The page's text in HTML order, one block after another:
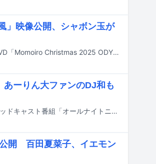
」映像公開、シャボン玉が
ももいろクローバーZが8月19日にリリースするライブBlu-ray / DVD「Momoiro Christmas 2025 ODYSSEY」より、「白い風」のライブ映像がYouTubeで公開された。
あーりん大ファンのDJ和も
佐々木彩夏（ももいろクローバーZ）がパーソナリティを務めるポッドキャスト番組「オールナイトニッポンPODCAST 佐々木彩夏の０１００」のイベント「ごはんつぶ大集合！秋のおにぎり祭」が9月23日に東京・ヒューリックホール東京で開催される。
開 百田夏菜子、イエモン